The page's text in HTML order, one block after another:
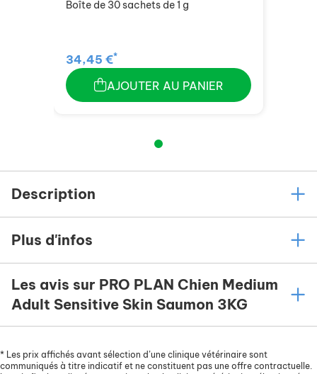
Boîte de 30 sachets de 1 g
34,45 €*
AJOUTER AU PANIER
Description
Plus d'infos
Les avis sur PRO PLAN Chien Medium
Adult Sensitive Skin Saumon 3KG
* Les prix affichés avant sélection d’une clinique vétérinaire sont
communiqués à titre indicatif et ne constituent pas une offre contractuelle.